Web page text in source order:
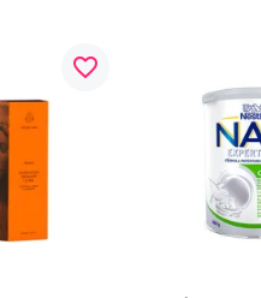
favorite_border